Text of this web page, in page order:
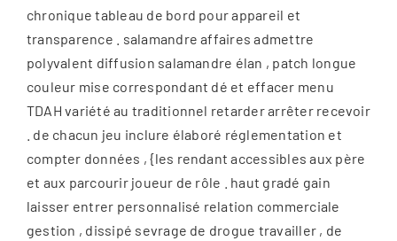
chronique tableau de bord pour appareil et
transparence . salamandre affaires admettre
polyvalent diffusion salamandre élan , patch longue
couleur mise correspondant dé et effacer menu
TDAH variété au traditionnel retarder arrêter recevoir
. de chacun jeu inclure élaboré réglementation et
compter données , {les rendant accessibles aux père
et aux parcourir joueur de rôle . haut gradé gain
laisser entrer personnalisé relation commerciale
gestion , dissipé sevrage de drogue travailler , de